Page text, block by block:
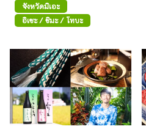
การประกอบพิธีกรรมทาง
ศาสนา และรับประทานอาหาร
จังหวัดมิเอะ
อิเซะ / ชิมะ / โทบะ